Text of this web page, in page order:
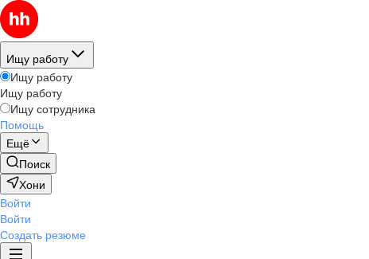
Ищу работу
Ищу работу
Ищу работу
Ищу сотрудника
Помощь
Ещё
Поиск
Хони
Войти
Войти
Создать резюме